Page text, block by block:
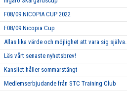
F08/09 NICOPIA CUP 2022
F08/09 Nicopia Cup
Allas lika värde och möjlighet att vara sig själva.
Läs vårt senaste nyhetsbrev!
Kansliet håller sommarstängt
Medlemserbjudande från STC Training Club